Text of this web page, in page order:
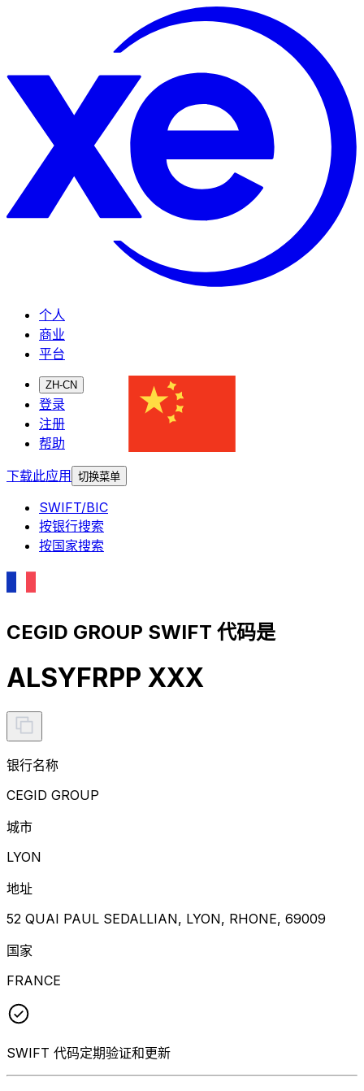
个人
商业
平台
ZH-CN
登录
注册
帮助
下载此应用
切换菜单
SWIFT/BIC
按银行搜索
按国家搜索
CEGID GROUP SWIFT 代码是
ALSYFRPP XXX
银行名称
CEGID GROUP
城市
LYON
地址
52 QUAI PAUL SEDALLIAN, LYON, RHONE, 69009
国家
FRANCE
SWIFT 代码定期验证和更新